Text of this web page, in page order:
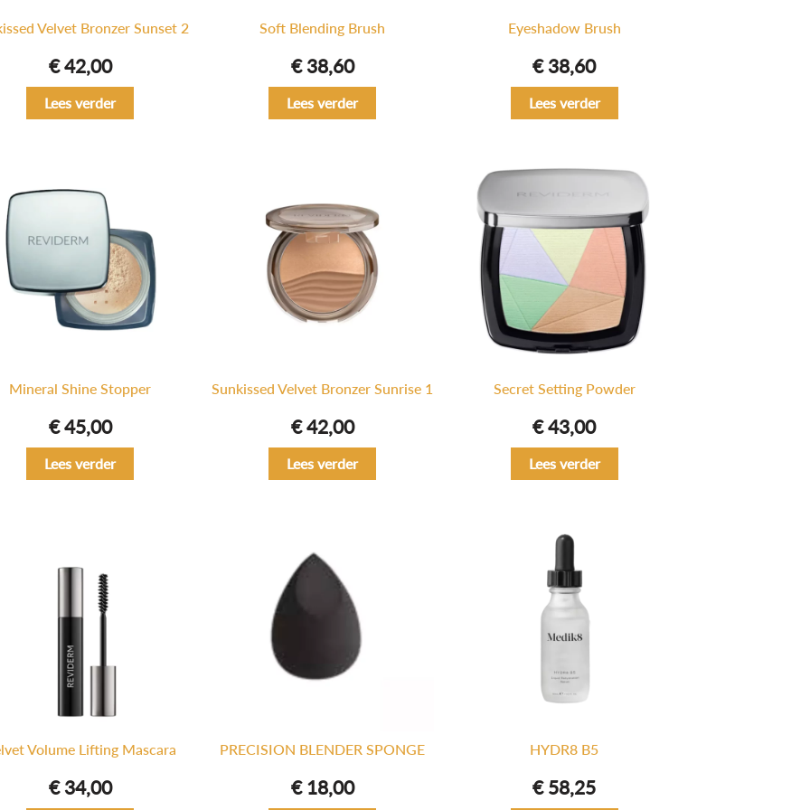
Velvet Bronzer Sunset 2
€42,00
Lees verder
Soft Blending Brush
€38,60
Lees verder
Eyeshadow Brush
€38,60
Lees verder
Mineral Shine Stopper
€45,00
Lees verder
Sunkissed Velvet Bronzer Sunrise 1
€42,00
Lees verder
Secret Setting Powder
€43,00
Lees verder
Volume Lifting Mascara
€34,00
PRECISION BLENDER SPONGE
€18,00
HYDR8 B5
€58,25